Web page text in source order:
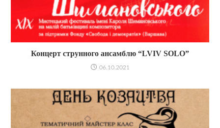
Концерт струнного ансамблю “LVIV SOLO”​
06.10.2021